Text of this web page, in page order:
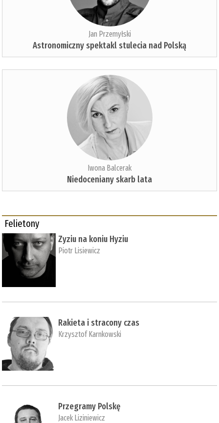
Jan Przemyłski
Astronomiczny spektakl stulecia nad Polską
Iwona Balcerak
Niedoceniany skarb lata
Felietony
Zyziu na koniu Hyziu
Piotr Lisiewicz
Rakieta i stracony czas
Krzysztof Karnkowski
Przegramy Polskę
Jacek Liziniewicz